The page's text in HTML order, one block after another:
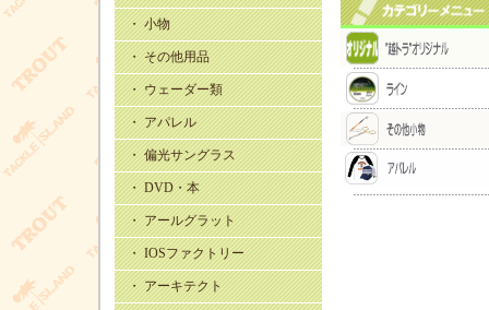
・ 小物
・ その他用品
・ ウェーダー類
・ アパレル
・ 偏光サングラス
・ DVD・本
・ アールグラット
・ IOSファクトリー
・ アーキテクト